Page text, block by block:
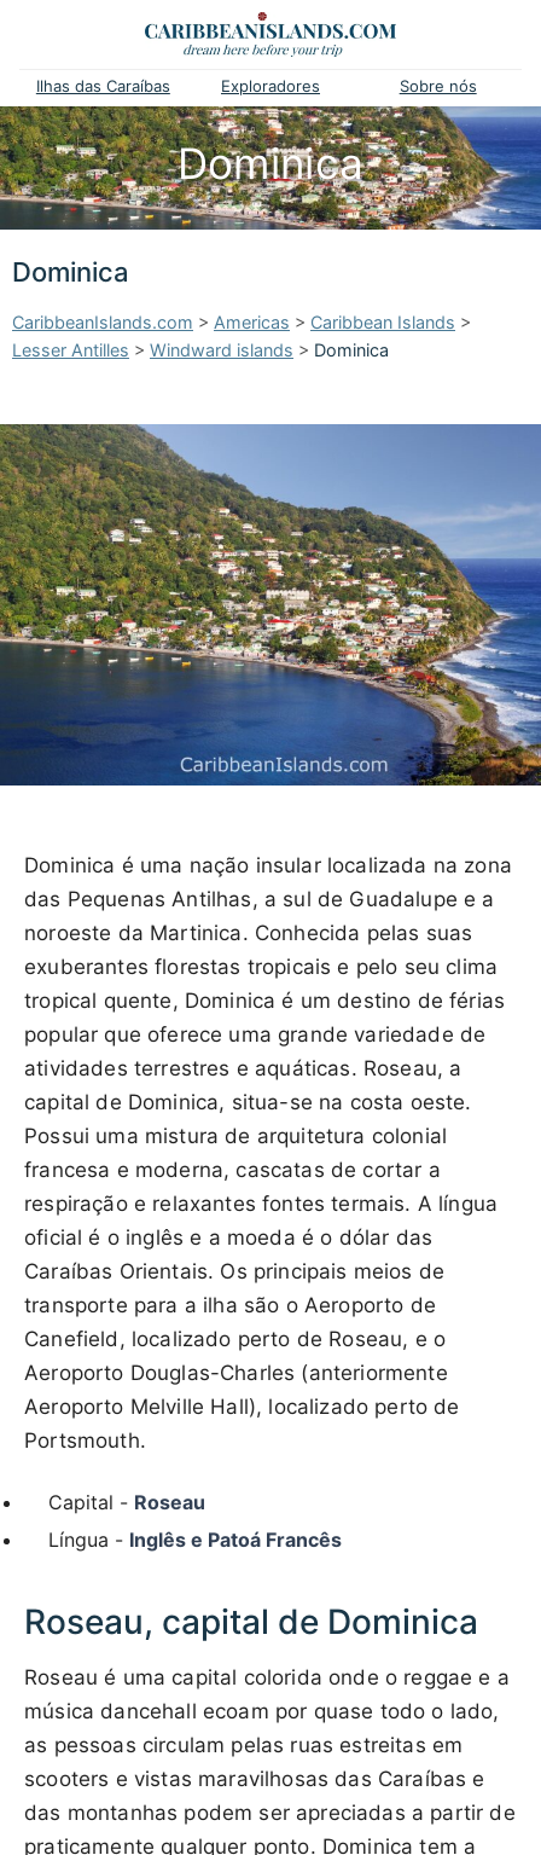
Ilhas das Caraíbas Exploradores Sobre nós
Dominica
Dominica
CaribbeanIslands.com > Americas > Caribbean Islands >
Lesser Antilles > Windward islands > Dominica
Dominica é uma nação insular localizada na zona
das Pequenas Antilhas, a sul de Guadalupe e a
noroeste da Martinica. Conhecida pelas suas
exuberantes florestas tropicais e pelo seu clima
tropical quente, Dominica é um destino de férias
popular que oferece uma grande variedade de
atividades terrestres e aquáticas. Roseau, a
capital de Dominica, situa-se na costa oeste.
Possui uma mistura de arquitetura colonial
francesa e moderna, cascatas de cortar a
respiração e relaxantes fontes termais. A língua
oficial é o inglês e a moeda é o dólar das
Caraíbas Orientais. Os principais meios de
transporte para a ilha são o Aeroporto de
Canefield, localizado perto de Roseau, e o
Aeroporto Douglas-Charles (anteriormente
Aeroporto Melville Hall), localizado perto de
Portsmouth.
Capital - Roseau
Língua - Inglês e Patoá Francês
Roseau, capital de Dominica
Roseau é uma capital colorida onde o reggae e a
música dancehall ecoam por quase todo o lado,
as pessoas circulam pelas ruas estreitas em
scooters e vistas maravilhosas das Caraíbas e
das montanhas podem ser apreciadas a partir de
praticamente qualquer ponto. Dominica tem a